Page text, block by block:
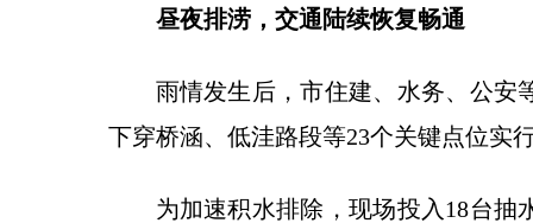
昼夜排涝，交通陆续恢复畅通
雨情发生后，市住建、水务、公安
下穿桥涵、低洼路段等23个关键点位实
为加速积水排除，现场投入18台